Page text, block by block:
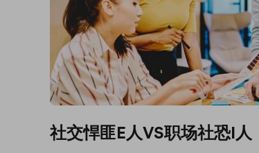
社交悍匪E人VS职场社恐I人